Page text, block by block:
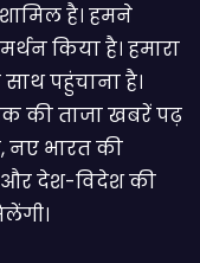
है। हमने
किया है। हमारा
पहुंचाना है।
की ताजा खबरें पढ़
नए भारत की
और देश-विदेश की